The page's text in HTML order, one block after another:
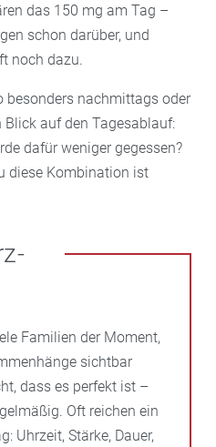
das 150 mg am Tag –
schon darüber, und
noch dazu.
besonders nachmittags oder
auf den Tagesablauf:
dafür weniger gegessen?
diese Kombination ist
Familien der Moment,
sichtbar
dass es perfekt ist –
Oft reichen ein
Uhrzeit, Stärke, Dauer,